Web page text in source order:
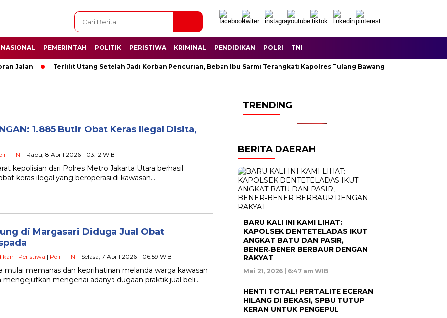
PEMERINTAH POLITIK PERISTIWA KRIMINAL PENDIDIKAN POLRI TNI
Jalan Terlilit Utang Setelah Jadi Korban Pencurian, Beban Ibu Sarmi Terangkat: Kapolres Tulang Bawang Lunasi Seluruh
1.885 Butir Obat Keras Ilegal Disita,
| TNI | Rabu, 8 April 2026 - 03:12 WIB
kepolisian dari Polres Metro Jakarta Utara berhasil
keras ilegal yang beroperasi di kawasan…
di Margasari Diduga Jual Obat
| Peristiwa | Polri | TNI | Selasa, 7 April 2026 - 06:59 WIB
mulai memanas dan keprihatinan melanda warga kawasan
mengenai adanya dugaan praktik jual beli…
TRENDING
BERITA DAERAH
BARU KALI INI KAMI LIHAT:
KAPOLSEK DENTETELADAS IKUT
ANGKAT BATU DAN PASIR,
BENER‑BENER BERBAUR DENGAN
RAKYAT
Mei 21, 2026 | 6:47 am WIB
HENTI TOTAL! PERTALITE ECERAN
HILANG DI BEKASI, SPBU TUTUP
KERAN UNTUK PENGEPUL